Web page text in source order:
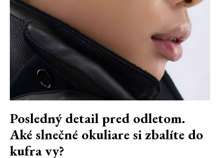
Posledný detail pred odletom.
Aké slnečné okuliare si zbalíte do
kufra vy?